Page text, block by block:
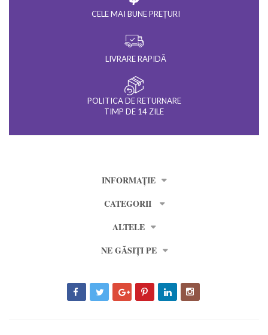
CELE MAI BUNE PREȚURI
LIVRARE RAPIDĂ
POLITICA DE RETURNARE
TIMP DE 14 ZILE
INFORMAȚIE
CATEGORII
ALTELE
NE GĂSIȚI PE